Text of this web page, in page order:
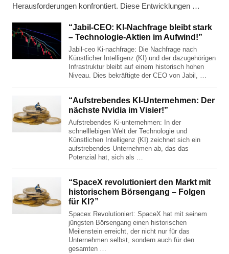
Herausforderungen konfrontiert. Diese Entwicklungen …
“Jabil-CEO: KI-Nachfrage bleibt stark
– Technologie-Aktien im Aufwind!”
Jabil-ceo Ki-nachfrage: Die Nachfrage nach
Künstlicher Intelligenz (KI) und der dazugehörigen
Infrastruktur bleibt auf einem historisch hohen
Niveau. Dies bekräftigte der CEO von Jabil, …
“Aufstrebendes KI-Unternehmen: Der
nächste Nvidia im Visier!”
Aufstrebendes Ki-unternehmen: In der
schnelllebigen Welt der Technologie und
Künstlichen Intelligenz (KI) zeichnet sich ein
aufstrebendes Unternehmen ab, das das
Potenzial hat, sich als …
“SpaceX revolutioniert den Markt mit
historischem Börsengang – Folgen
für KI?”
Spacex Revolutioniert: SpaceX hat mit seinem
jüngsten Börsengang einen historischen
Meilenstein erreicht, der nicht nur für das
Unternehmen selbst, sondern auch für den
gesamten …